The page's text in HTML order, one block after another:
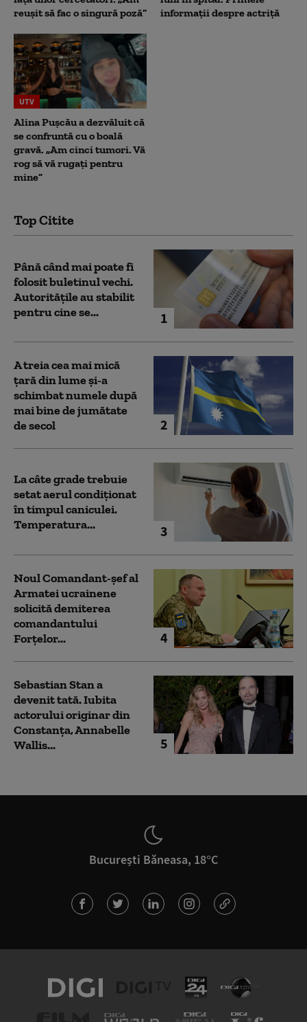
reușit să fac o singură poză”
informații despre actriță
UTV
Alina Pușcău a dezvăluit că
se confruntă cu o boală
gravă. „Am cinci tumori. Vă
rog să vă rugați pentru
mine”
Top Citite
1
Până când mai poate fi
folosit buletinul vechi.
Autoritățile au stabilit
pentru cine se...
2
A treia cea mai mică
țară din lume și-a
schimbat numele după
mai bine de jumătate
de secol
3
La câte grade trebuie
setat aerul condiționat
în timpul caniculei.
Temperatura...
4
Noul Comandant-șef al
Armatei ucrainene
solicită demiterea
comandantului
Forțelor...
5
Sebastian Stan a
devenit tată. Iubita
actorului originar din
Constanța, Annabelle
Wallis...
București Băneasa, 18°C